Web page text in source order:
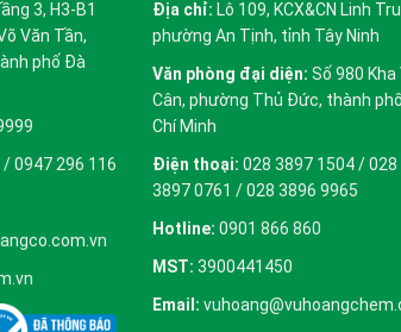
3, H3-B1
Văn Tần,
phố Đà
0947 296 116
Địa chỉ: Lô 109, KCX&CN Linh
phường An Tịnh, tỉnh Tây Ninh
Văn phòng đại diện: Số 980 Kha
Cân, phường Thủ Đức, thành
Chí Minh
Điện thoại: 028 3897 1504 / 028
3897 0761 / 028 3896 9965
Hotline: 0901 866 860
MST: 3900441450
Email: